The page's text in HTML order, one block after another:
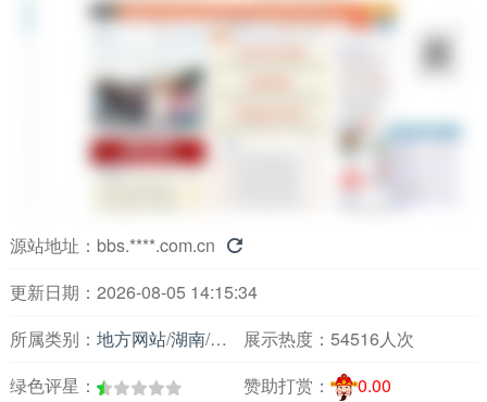
源站地址： bbs.****.com.cn 
更新日期：2026-08-05 14:15:34
所属类别： 地方网站/湖南/论坛交友展示热度： 54516人次
绿色评星：
赞助打赏： 0.00